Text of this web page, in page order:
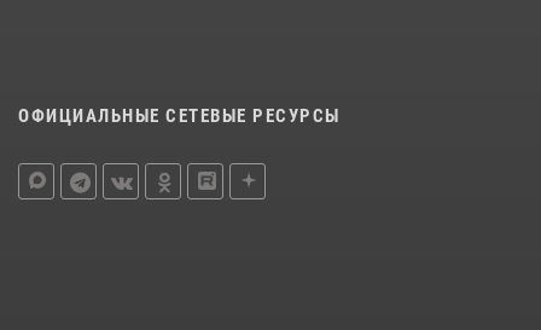
ОФИЦИАЛЬНЫЕ СЕТЕВЫЕ РЕСУРСЫ